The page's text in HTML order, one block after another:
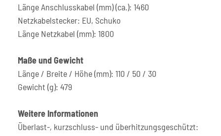
Länge Anschlusskabel (mm) (ca.): 1460
Netzkabelstecker: EU, Schuko
Länge Netzkabel (mm): 1800
Maße und Gewicht
Länge / Breite / Höhe (mm): 110 / 50 / 30
Gewicht (g): 479
Weitere Informationen
Überlast-, kurzschluss- und überhitzungsgeschützt: